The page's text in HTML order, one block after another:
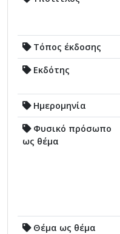
Τόπος έκδοσης
Εκδότης
Ημερομηνία
Φυσικό πρόσωπο
ως θέμα
Θέμα ως θέμα